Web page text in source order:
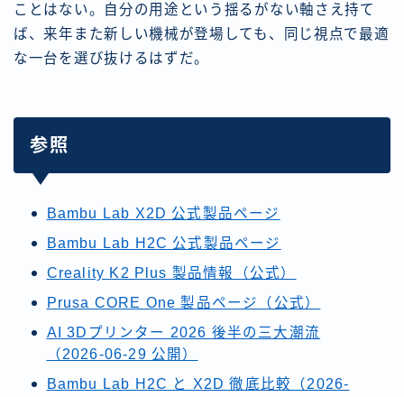
ことはない。自分の用途という揺るがない軸さえ持て
ば、来年また新しい機械が登場しても、同じ視点で最適
な一台を選び抜けるはずだ。
参照
Bambu Lab X2D 公式製品ページ
Bambu Lab H2C 公式製品ページ
Creality K2 Plus 製品情報（公式）
Prusa CORE One 製品ページ（公式）
AI 3Dプリンター 2026 後半の三大潮流
（2026-06-29 公開）
Bambu Lab H2C と X2D 徹底比較（2026-